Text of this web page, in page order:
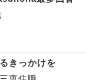
きっかけを